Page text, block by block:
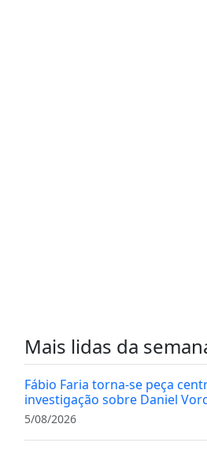
Mais lidas da
Fábio Faria torna-se peça
investigação sobre Daniel
5/08/2026